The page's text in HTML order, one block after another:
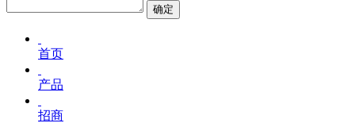
确定
首页
产品
招商